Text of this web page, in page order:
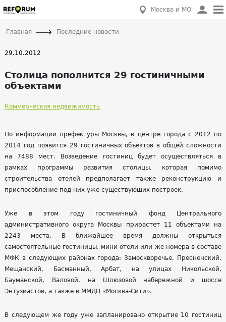
Москва и МО
Главная Последние новости
29.10.2012
Столица пополнится 29 гостиничными
объектами
Коммерческая недвижимость
По информации префектуры Москвы, в центре города с 2012 по
2014 год появится 29 гостиничных объектов в общей сложности
на 7488 мест. Возведение гостиниц будет осуществляться в
рамках программы развития столицы, которая помимо
строительства отелей предполагает также реконструкцию и
приспособление под них уже существующих построек.
Уже в этом году гостиничный фонд Центрального
административного округа Москвы прирастет 11 объектами на
2243 места. В ближайшее время должны открыться
самостоятельные гостиницы, мини-отели или же номера в составе
МФК в следующих районах города: Замоскворечье, Пресненский,
Мещанский, Басманный, Арбат, на улицах Никольской,
Бауманской, Валовой, на Шлюзовой набережной и шоссе
Энтузиастов, а также в ММДЦ «Москва-Сити».
В следующем же году уже запланировано открытие 10 гостиниц